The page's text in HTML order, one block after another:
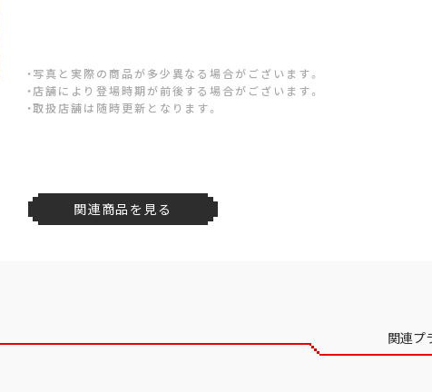
・写真と実際の商品が多少異なる場合がございます。
・店舗により登場時期が前後する場合がございます。
・取扱店舗は随時更新となります。
関連商品を見る
関連プ